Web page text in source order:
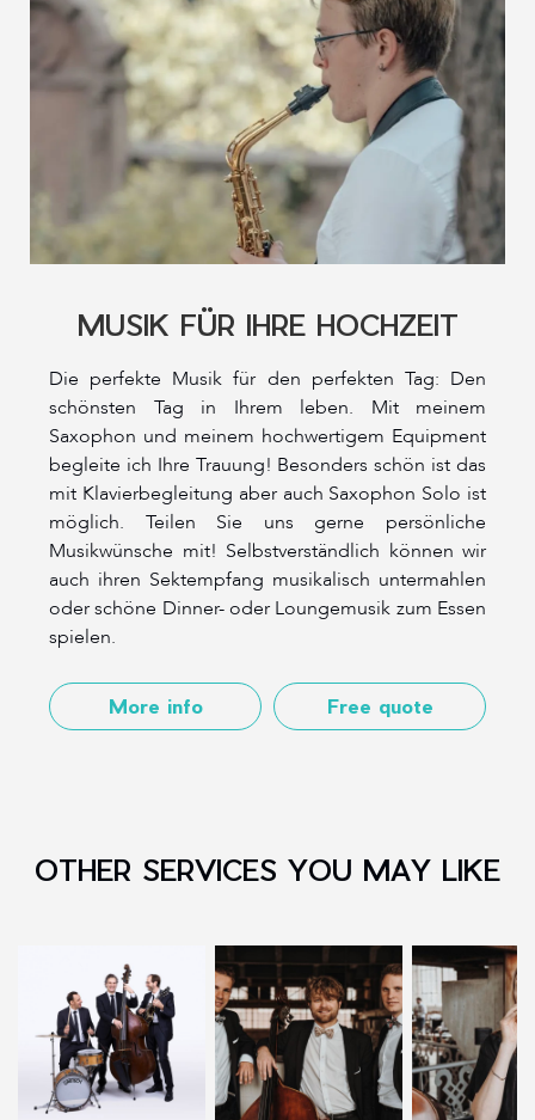
MUSIK FÜR IHRE HOCHZEIT
Die perfekte Musik für den perfekten Tag: Den
schönsten Tag in Ihrem leben. Mit meinem
Saxophon und meinem hochwertigem Equipment
begleite ich Ihre Trauung! Besonders schön ist das
mit Klavierbegleitung aber auch Saxophon Solo ist
möglich. Teilen Sie uns gerne persönliche
Musikwünsche mit! Selbstverständlich können wir
auch ihren Sektempfang musikalisch untermahlen
oder schöne Dinner- oder Loungemusik zum Essen
spielen.
More info Free quote
OTHER SERVICES YOU MAY LIKE